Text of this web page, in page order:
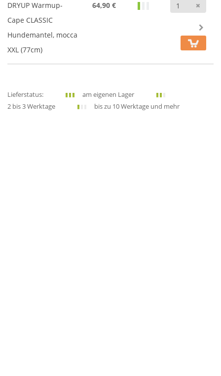
DRYUP Warmup-
Cape CLASSIC
Hundemantel, mocca
XXL (77cm)
64,90 €
Lieferstatus:
am eigenen Lager
2 bis 3 Werktage
bis zu 10 Werktage und mehr